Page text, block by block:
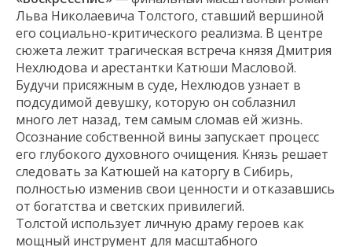
Льва Николаевича Толстого, ставший вершиной
его социально-критического реализма. В центре
сюжета лежит трагическая встреча князя Дмитрия
Нехлюдова и арестантки Катюши Масловой.
Будучи присяжным в суде, Нехлюдов узнает в
подсудимой девушку, которую он соблазнил
много лет назад, тем самым сломав ей жизнь.
Осознание собственной вины запускает процесс
его глубокого духовного очищения. Князь решает
следовать за Катюшей на каторгу в Сибирь,
полностью изменив свои ценности и отказавшись
от богатства и светских привилегий.
Толстой использует личную драму героев как
мощный инструмент для масштабного